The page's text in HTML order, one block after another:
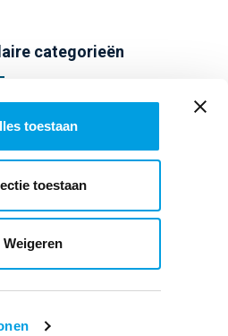
toestaan
toestaan
Weigeren
categorieën